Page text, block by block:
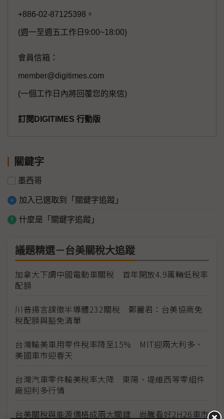
+886-02-87125398。
(週一至週五工作日9:00~18:00)
會員信箱：
member@digitimes.com
(一個工作日內將回覆您的來信)
訂閱DIGITIMES 行動版
關鍵字
墨西哥
加入已選取到「關鍵字追蹤」
什麼是「關鍵字追蹤」
議題精選－台美關稅大追蹤
加拿大下調中國電動車關稅 首年開放4.9萬輛低稅率
配額
川普揚言課徵半導體232關稅 鄭麗君：台美協商免
稅配額與豁免清單
台灣輸美車用零件稅率降至15% MIT迎兩大利多、
美國車市迎春天
台灣汽車零件輸美稅率大降 東陽、堤維西等零組件
廠迎利多行情
台美關稅與能源價格成兩大關鍵 尚騰看好2H26車市